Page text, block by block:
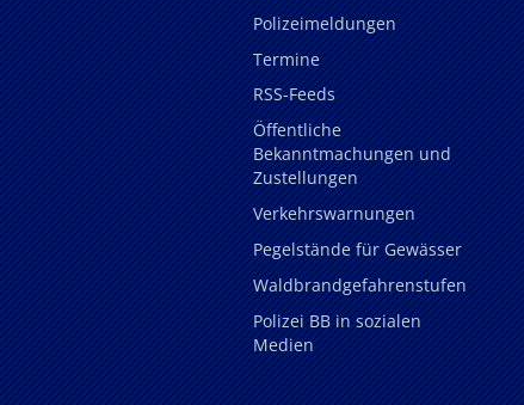
Polizeimeldungen
Termine
RSS-Feeds
Öffentliche
Bekanntmachungen und
Zustellungen
Verkehrswarnungen
Pegelstände für Gewässer
Waldbrandgefahrenstufen
Polizei BB in sozialen
Medien